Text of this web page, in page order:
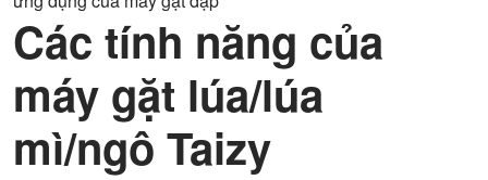
Các tính năng của
máy gặt lúa/lúa
mì/ngô Taizy